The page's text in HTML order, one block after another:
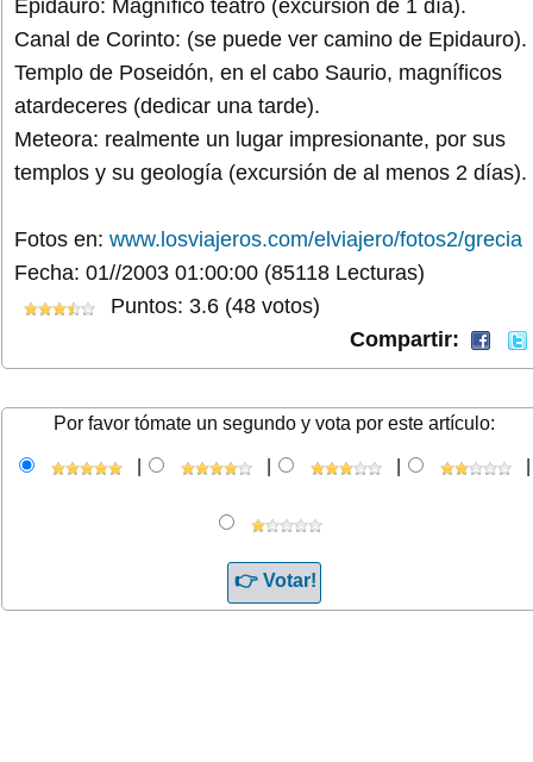
Epidauro: Magnífico teatro (excursión de 1 día).
Canal de Corinto: (se puede ver camino de Epidauro).
Templo de Poseidón, en el cabo Saurio, magníficos
atardeceres (dedicar una tarde).
Meteora: realmente un lugar impresionante, por sus
templos y su geología (excursión de al menos 2 días).
Fotos en: www.losviajeros.com/elviajero/fotos2/grecia
Fecha: 01//2003 01:00:00 (85118 Lecturas)
Puntos: 3.6 (48 votos)
Compartir:
Por favor tómate un segundo y vota por este artículo: